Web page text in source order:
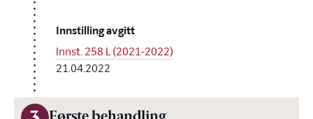
Innstilling avgitt
Innst. 258 L (2021-2022)
21.04.2022